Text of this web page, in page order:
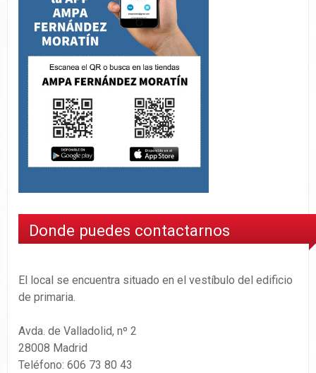
Donde puedes contactarnos
El local se encuentra situado en el vestíbulo del edificio
de primaria.
Avda. de Valladolid, nº 2
28008 Madrid
Teléfono: 606 73 80 43